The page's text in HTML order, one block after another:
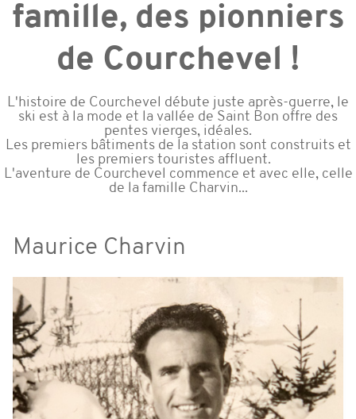
famille, des pionniers
de Courchevel !
L'histoire de Courchevel débute juste après-guerre, le
ski est à la mode et la vallée de Saint Bon offre des
pentes vierges, idéales.
Les premiers bâtiments de la station sont construits et
les premiers touristes affluent.
L'aventure de Courchevel commence et avec elle, celle
de la famille Charvin...
Maurice Charvin